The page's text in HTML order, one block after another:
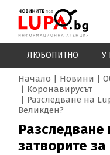
ЛЮБОПИТНО У
Начало Новини
Коронавирусът
Разследване на
Великден?
Разследване
затворите